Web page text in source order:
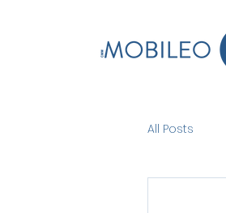
All Posts